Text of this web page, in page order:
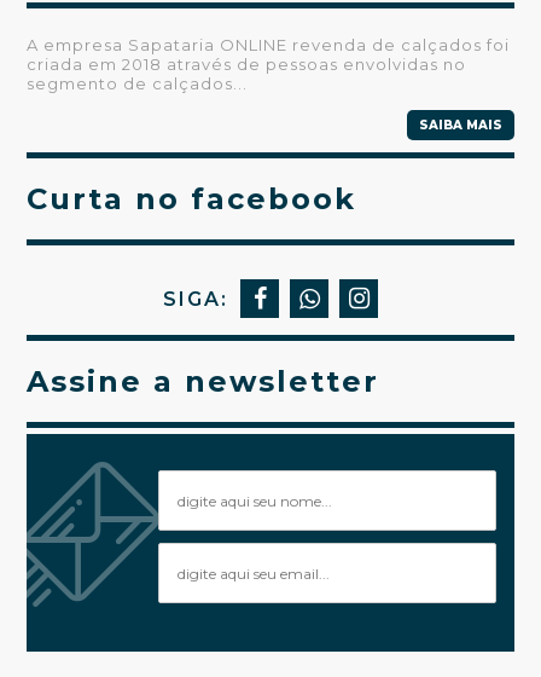
A empresa Sapataria ONLINE revenda de calçados foi
criada em 2018 através de pessoas envolvidas no
segmento de calçados...
SAIBA MAIS
Curta no facebook
SIGA:
Assine a newsletter